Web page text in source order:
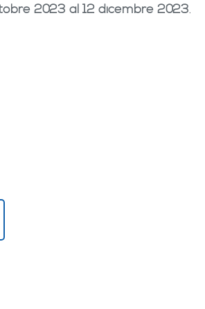
2023 al 12 dicembre 2023.